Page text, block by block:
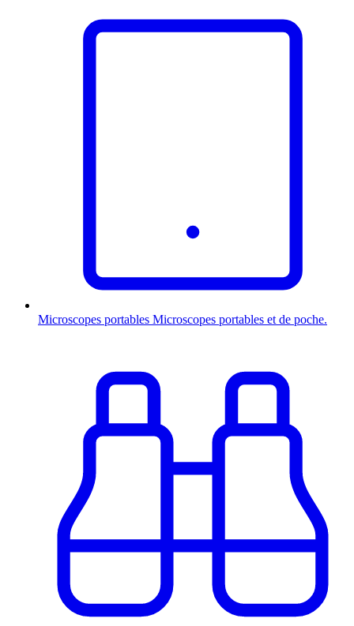
Microscopes portables Microscopes portables et de poche.